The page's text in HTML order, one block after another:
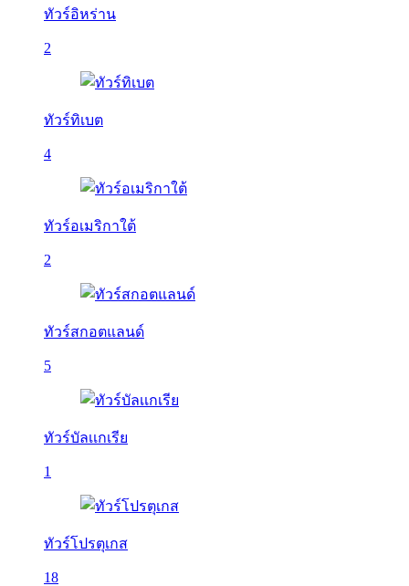
ทัวร์อิหร่าน
2
ทัวร์ทิเบต
4
ทัวร์อเมริกาใต้
2
ทัวร์สกอตแลนด์
5
ทัวร์บัลเเกเรีย
1
ทัวร์โปรตุเกส
18